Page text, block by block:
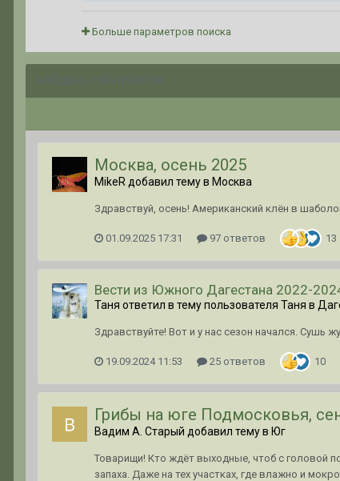
Больше параметров поиска
НАЙДЕНО 7 РЕЗУЛЬТАТОВ
Москва, осень 2025
MikeR добавил тему в Москва
Здравствуй, осень! Американский клён в
01.09.2025 17:31 97 ответов 13
Вести из Южного Дагестана 2022-
Таня ответил в тему пользователя Таня в
Здравствуйте! Вот и у нас сезон начался. Сушь
19.09.2024 11:53 25 ответов 10
Грибы на юге Подмосковья,
Вадим А. Старый добавил тему в Юг
Товарищи! Кто ждёт выходные, чтоб с головой
запаха. Даже на тех участках, где влажно и